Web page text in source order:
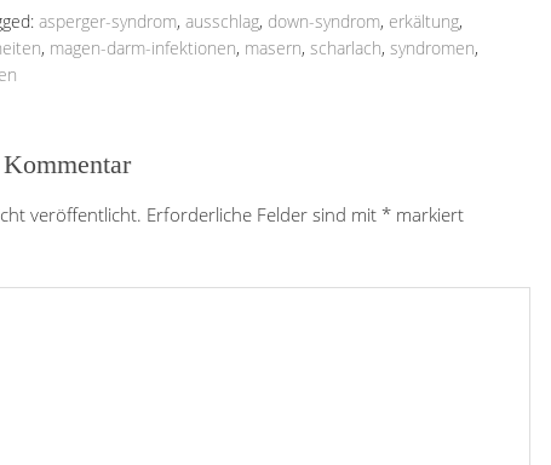
asperger-syndrom, ausschlag, down-syndrom, erkältung,
, magen-darm-infektionen, masern, scharlach, syndromen,
veröffentlicht. Erforderliche Felder sind mit * markiert